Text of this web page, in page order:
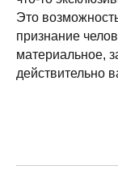
Это
признание
материальное,
действительно